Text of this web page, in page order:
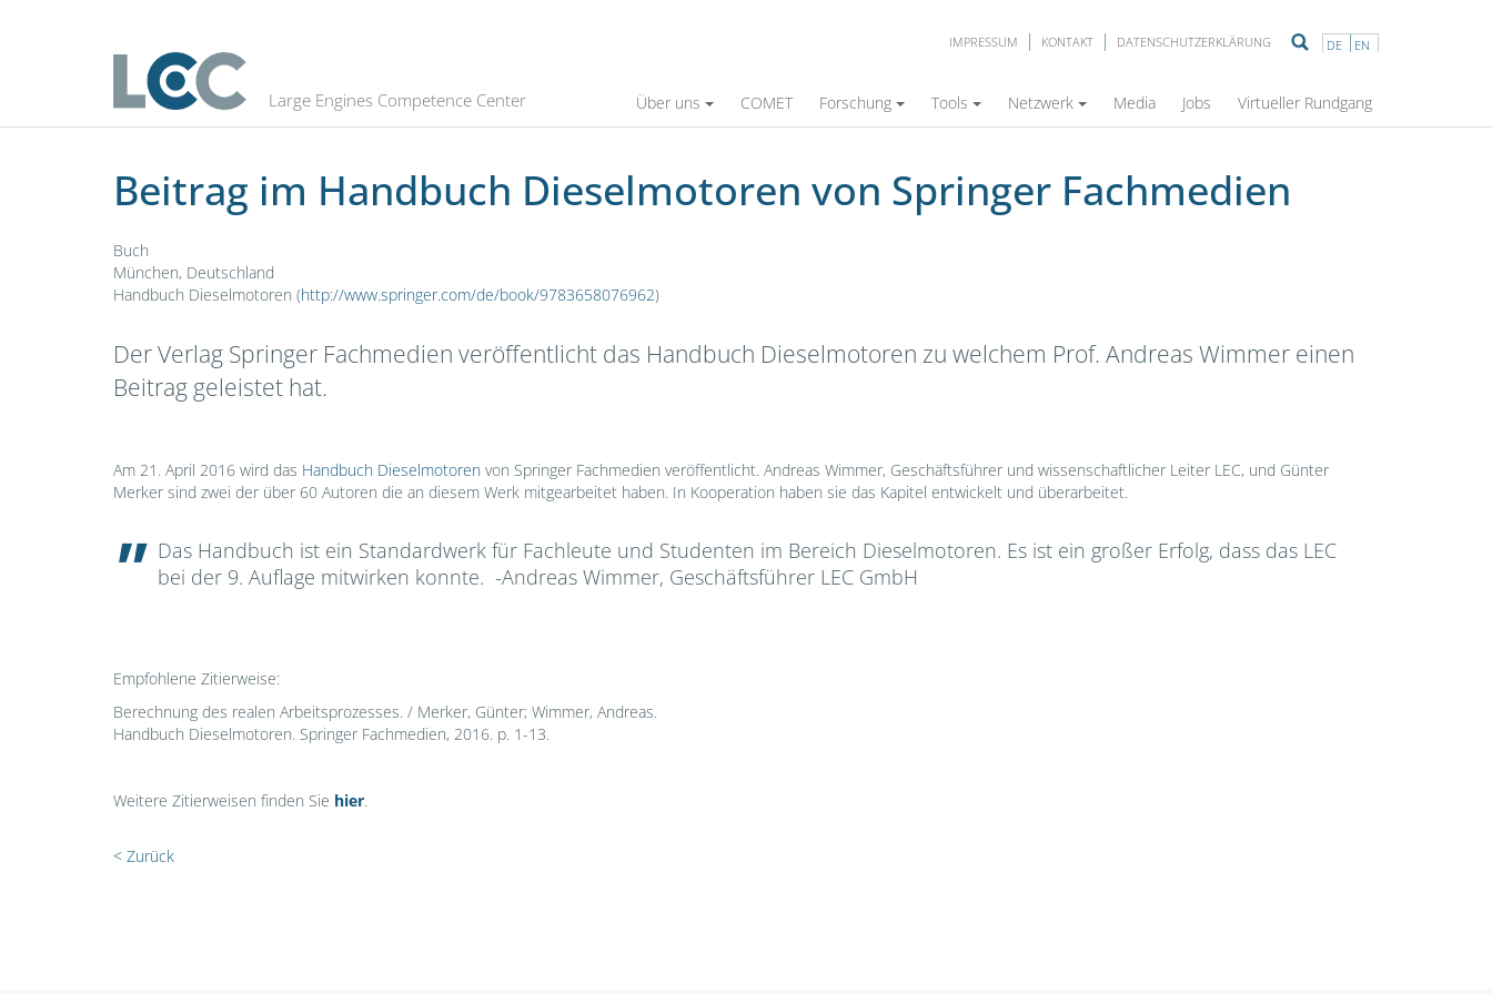
DE EN
IMPRESSUM KONTAKT DATENSCHUTZERKLÄRUNG
Large Engines Competence Center Über uns COMET Forschung Tools Netzwerk Media Jobs Virtueller Rundgang
Beitrag im Handbuch Dieselmotoren von Springer Fachmedien
Beitrag im Handbuch Dieselmotoren von Springer Fachmedien
Buch
München, Deutschland
Handbuch Dieselmotoren (http://www.springer.com/de/book/9783658076962)
Der Verlag Springer Fachmedien veröffentlicht das Handbuch Dieselmotoren zu welchem Prof. Andreas Wimmer einen
Beitrag geleistet hat.
Am 21. April 2016 wird das Handbuch Dieselmotoren von Springer Fachmedien veröffentlicht. Andreas Wimmer, Geschäftsführer und wissenschaftlicher Leiter LEC, und Günter
Merker sind zwei der über 60 Autoren die an diesem Werk mitgearbeitet haben. In Kooperation haben sie das Kapitel entwickelt und überarbeitet.
Das Handbuch ist ein Standardwerk für Fachleute und Studenten im Bereich Dieselmotoren. Es ist ein großer Erfolg, dass das LEC
bei der 9. Auflage mitwirken konnte. -Andreas Wimmer, Geschäftsführer LEC GmbH
Empfohlene Zitierweise:
Berechnung des realen Arbeitsprozesses. / Merker, Günter; Wimmer, Andreas.
Handbuch Dieselmotoren. Springer Fachmedien, 2016. p. 1-13.
Weitere Zitierweisen finden Sie hier.
< Zurück